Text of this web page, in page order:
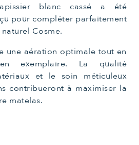
blanc cassé a été
pour compléter parfaitement
Cosme.
une aération optimale tout en
exemplaire. La qualité
et le soin méticuleux
contribueront à maximiser la
matelas.